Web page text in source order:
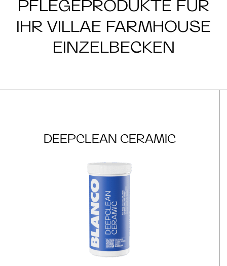
PFLEGEPRODUKTE FÜR
IHR VILLAE FARMHOUSE
EINZELBECKEN
DEEPCLEAN CERAMIC